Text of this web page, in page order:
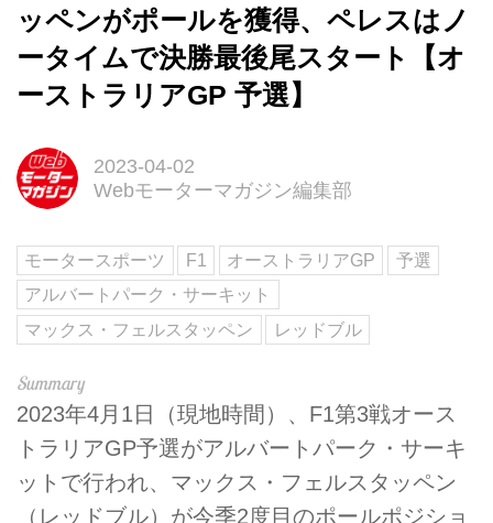
ッペンがポールを獲得、ペレスはノ
ータイムで決勝最後尾スタート【オ
ーストラリアGP 予選】
2023-04-02
Webモーターマガジン編集部
モータースポーツ F1 オーストラリアGP
予選
アルバートパーク・サーキット
マックス・フェルスタッペン
レッドブル
2023年4月1日（現地時間）、F1第3戦オース
トラリアGP予選がアルバートパーク・サーキ
ットで行われ、マックス・フェルスタッペン
（レッドブル）が今季2度目のポールポジショ